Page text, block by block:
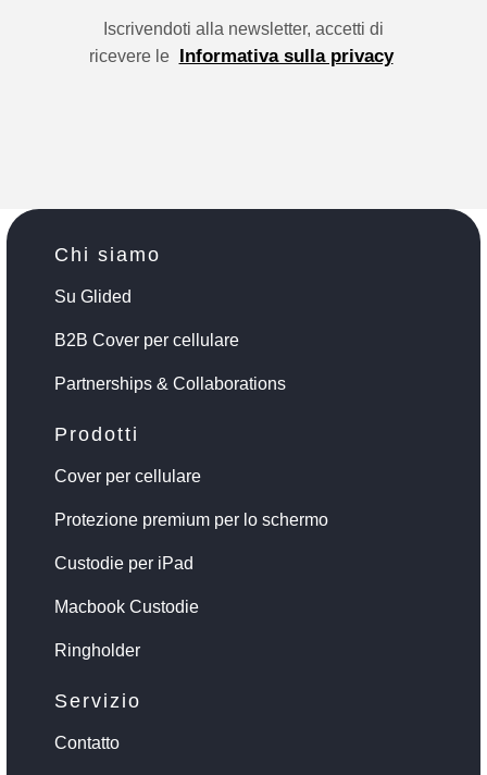
Iscrivendoti alla newsletter, accetti di
ricevere le Informativa sulla privacy
Chi siamo
Su Glided
B2B Cover per cellulare
Partnerships & Collaborations
Prodotti
Cover per cellulare
Protezione premium per lo schermo
Custodie per iPad
Macbook Custodie
Ringholder
Servizio
Contatto